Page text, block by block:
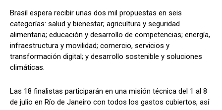
Brasil espera recibir unas dos mil propuestas en seis
categorías: salud y bienestar; agricultura y seguridad
alimentaria; educación y desarrollo de competencias; energía,
infraestructura y movilidad; comercio, servicios y
transformación digital; y desarrollo sostenible y soluciones
climáticas.
Las 18 finalistas participarán en una misión técnica del 1 al 8
de julio en Río de Janeiro con todos los gastos cubiertos, así